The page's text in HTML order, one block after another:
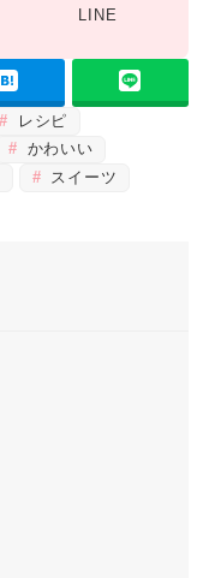
LINE
レシピ
かわいい
スイーツ